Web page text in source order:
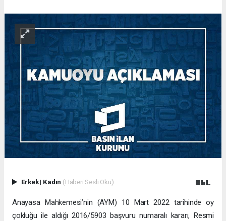
Erkek| Kadın (Haberi Sesli Oku)
Anayasa Mahkemesi’nin (AYM) 10 Mart 2022 tarihinde oy
çokluğu ile aldığı 2016/5903 başvuru numaralı kararı, Resmi